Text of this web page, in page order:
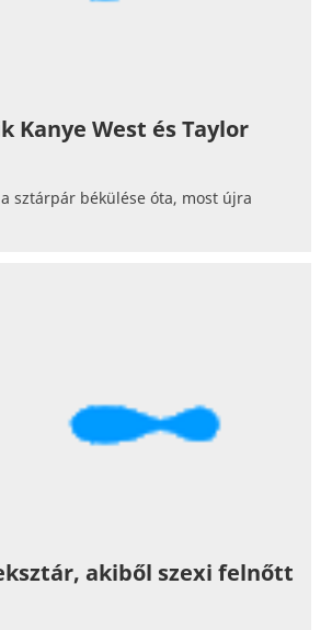
Kanye West és Taylor
sztárpár békülése óta, most újra
akiből szexi felnőtt